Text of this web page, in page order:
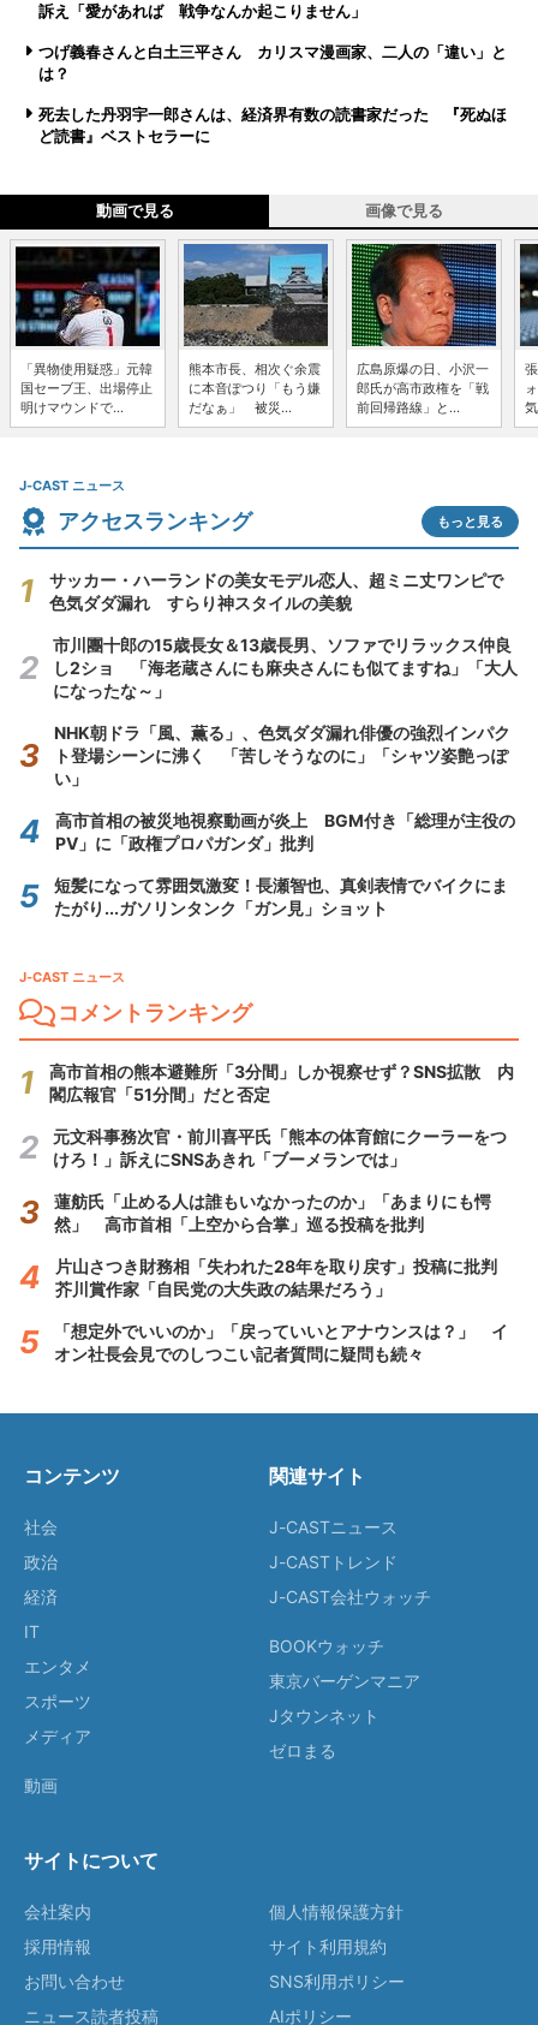
訴え「愛があれば 戦争なんか起こりません」
つげ義春さんと白土三平さん カリスマ漫画家、二人の「違い」と
は？
死去した丹羽宇一郎さんは、経済界有数の読書家だった 『死ぬほ
ど読書』ベストセラーに
動画で見る 画像で見る
「異物使用疑惑」元韓
国セーブ王、出場停止
明けマウンドで...
熊本市長、相次ぐ余震
に本音ぽつり「もう嫌
だなぁ」 被災...
広島原爆の日、小沢一
郎氏が高市政権を「戦
前回帰路線」と...
J-CAST ニュース
アクセスランキング もっと見る
サッカー・ハーランドの美女モデル恋人、超ミニ丈ワンピで
色気ダダ漏れ すらり神スタイルの美貌
市川團十郎の15歳長女＆13歳長男、ソファでリラックス仲良
し2ショ 「海老蔵さんにも麻央さんにも似てますね」「大人
になったな～」
NHK朝ドラ「風、薫る」、色気ダダ漏れ俳優の強烈インパク
ト登場シーンに沸く 「苦しそうなのに」「シャツ姿艶っぽ
い」
高市首相の被災地視察動画が炎上 BGM付き「総理が主役の
PV」に「政権プロパガンダ」批判
短髪になって雰囲気激変！長瀬智也、真剣表情でバイクにま
たがり...ガソリンタンク「ガン見」ショット
J-CAST ニュース
コメントランキング
高市首相の熊本避難所「3分間」しか視察せず？SNS拡散 内
閣広報官「51分間」だと否定
元文科事務次官・前川喜平氏「熊本の体育館にクーラーをつ
けろ！」訴えにSNSあきれ「ブーメランでは」
蓮舫氏「止める人は誰もいなかったのか」「あまりにも愕
然」 高市首相「上空から合掌」巡る投稿を批判
片山さつき財務相「失われた28年を取り戻す」投稿に批判
芥川賞作家「自民党の大失政の結果だろう」
「想定外でいいのか」「戻っていいとアナウンスは？」 イ
オン社長会見でのしつこい記者質問に疑問も続々
コンテンツ
社会
政治
経済
IT
エンタメ
スポーツ
メディア
動画
関連サイト
J-CASTニュース
J-CASTトレンド
J-CAST会社ウォッチ
BOOKウォッチ
東京バーゲンマニア
Jタウンネット
ゼロまる
サイトについて
会社案内
採用情報
お問い合わせ
ニュース読者投稿
個人情報保護方針
サイト利用規約
SNS利用ポリシー
AIポリシー